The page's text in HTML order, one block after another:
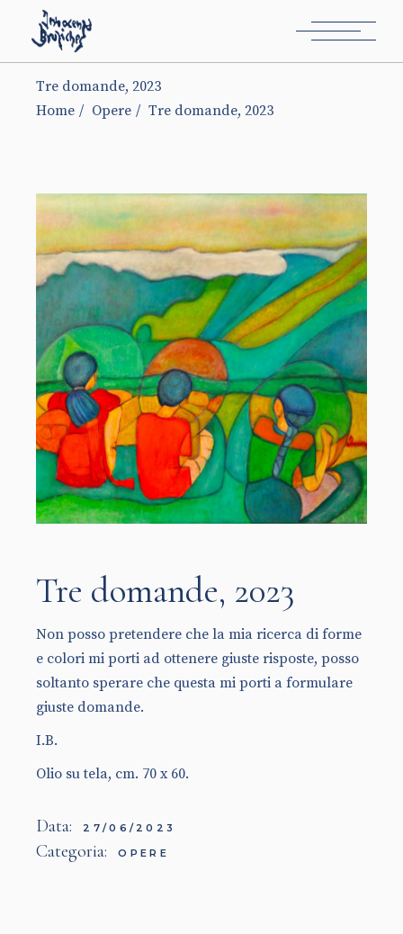
Tre domande, 2023
Home
Opere Tre domande, 2023
Tre domande, 2023
Non posso pretendere che la mia ricerca di forme
e colori mi porti ad ottenere giuste risposte, posso
soltanto sperare che questa mi porti a formulare
giuste domande.
I.B.
Olio su tela, cm. 70 x 60.
Data: 27/06/2023
Categoria: OPERE